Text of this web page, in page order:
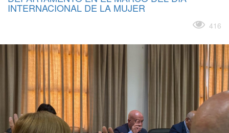
INTERNACIONAL DE LA MUJER
416